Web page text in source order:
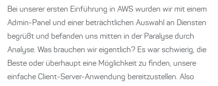
Bei unserer ersten Einführung in AWS wurden wir mit einem
Admin-Panel und einer beträchtlichen Auswahl an Diensten
begrüßt und befanden uns mitten in der Paralyse durch
Analyse. Was brauchen wir eigentlich? Es war schwierig, die
Beste oder überhaupt eine Möglichkeit zu finden, unsere
einfache Client-Server-Anwendung bereitzustellen. Also